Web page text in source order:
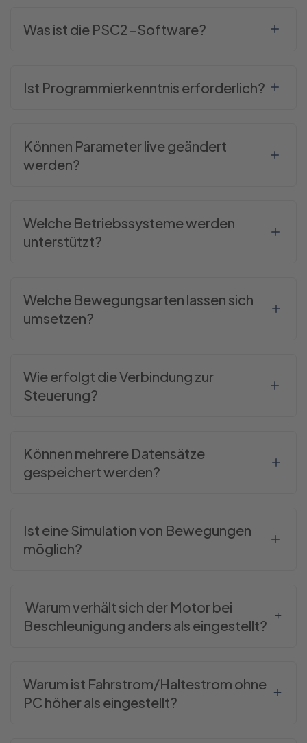
Was ist die PSC2-Software?
Ist Programmierkenntnis erforderlich?
Können Parameter live geändert
werden?
Welche Betriebssysteme werden
unterstützt?
Welche Bewegungsarten lassen sich
umsetzen?
Wie erfolgt die Verbindung zur
Steuerung?
Können mehrere Datensätze
gespeichert werden?
Ist eine Simulation von Bewegungen
möglich?
Warum verhält sich der Motor bei
Beschleunigung anders als eingestellt?
Warum ist Fahrstrom/Haltestrom ohne
PC höher als eingestellt?